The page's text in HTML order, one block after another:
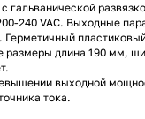
гальванической
240 VAC. Выходные
Герметичный
размеры длина 190 мм,
выходной
тока.